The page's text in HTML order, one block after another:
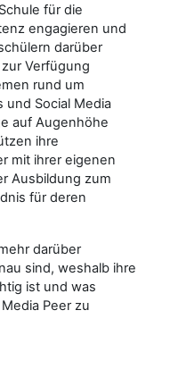
für die
engagieren und
darüber
Verfügung
rund um
und Social Media
auf Augenhöhe
ihre
mit ihrer eigenen
Ausbildung zum
für deren
darüber
sind, weshalb ihre
ist und was
Peer zu